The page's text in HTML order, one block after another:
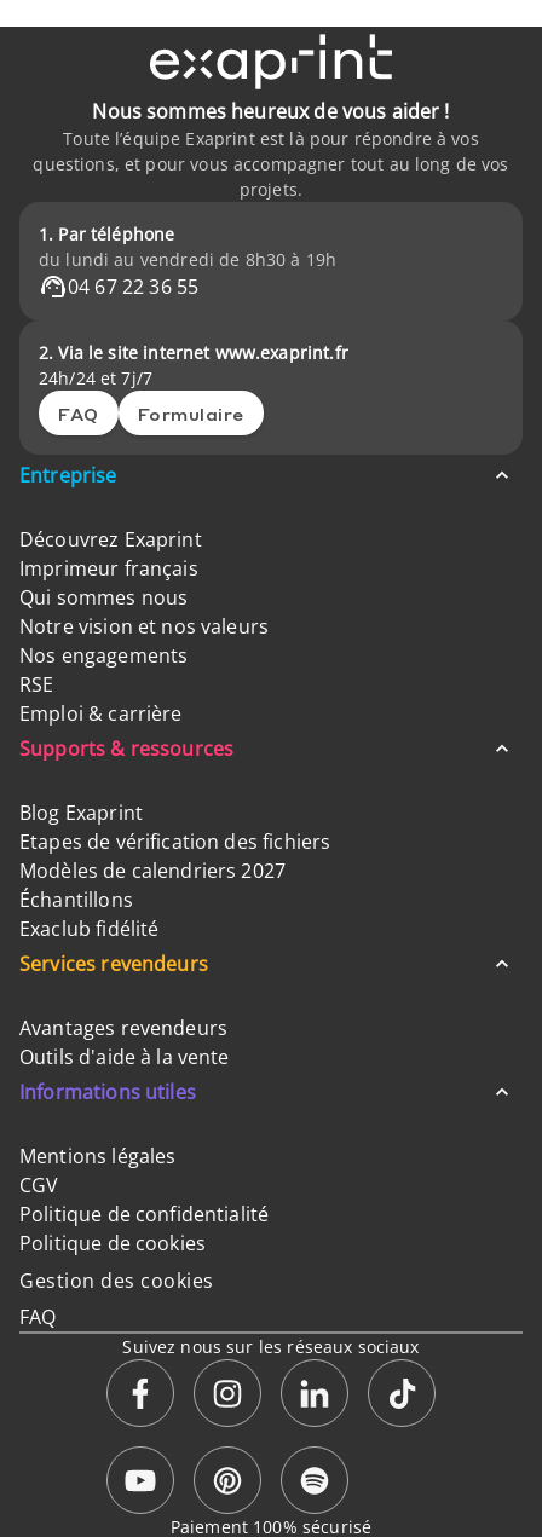
Nous sommes heureux de vous aider !
Toute l’équipe Exaprint est là pour répondre à vos
questions, et pour vous accompagner tout au long de vos
projets.
1. Par téléphone
du lundi au vendredi de 8h30 à 19h
04 67 22 36 55
2. Via le site internet www.exaprint.fr
24h/24 et 7j/7
FAQ Formulaire
Entreprise
Découvrez Exaprint
Imprimeur français
Qui sommes nous
Notre vision et nos valeurs
Nos engagements
RSE
Emploi & carrière
Supports & ressources
Blog Exaprint
Etapes de vérification des fichiers
Modèles de calendriers 2027
Échantillons
Exaclub fidélité
Services revendeurs
Avantages revendeurs
Outils d'aide à la vente
Informations utiles
Mentions légales
CGV
Politique de confidentialité
Politique de cookies
Gestion des cookies
FAQ
Suivez nous sur les réseaux sociaux
Paiement 100% sécurisé